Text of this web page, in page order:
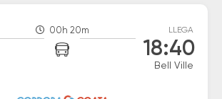
00h 20m LLEGA
18:40
Bell Ville